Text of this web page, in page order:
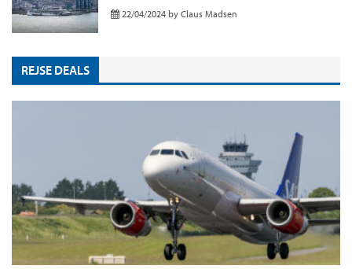
22/04/2024 by Claus Madsen
REJSE DEALS